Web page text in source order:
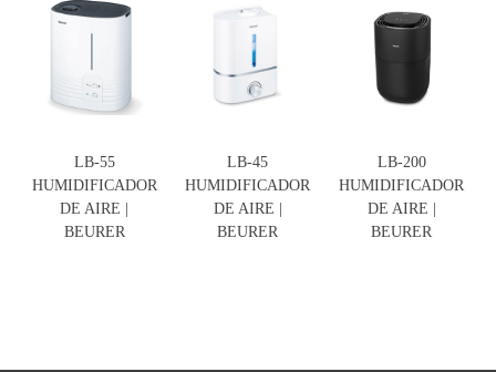
LB-55
HUMIDIFICADOR
DE AIRE |
BEURER
LB-45
HUMIDIFICADOR
DE AIRE |
BEURER
LB-200
HUMIDIFICADOR
DE AIRE |
BEURER